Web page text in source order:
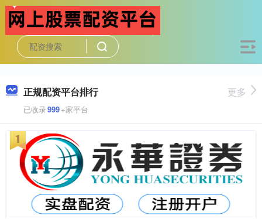
正规配资平台排行
已收录999+家平台
更多